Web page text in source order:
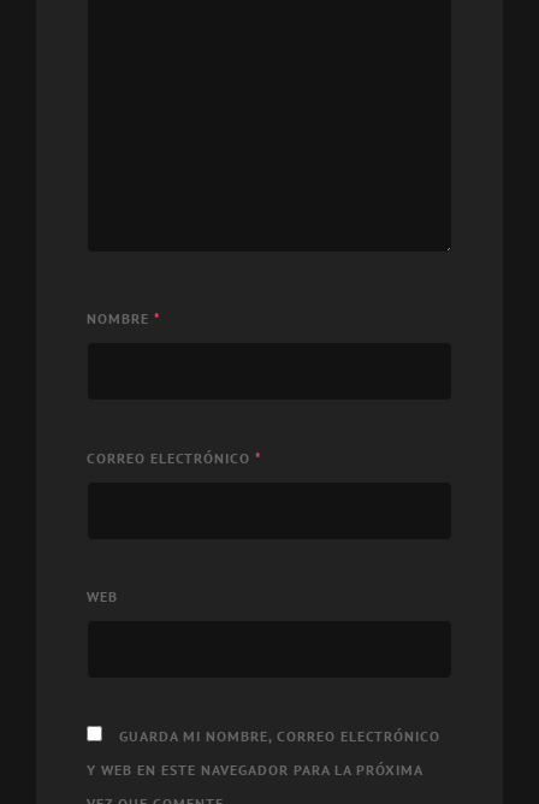
NOMBRE *
CORREO ELECTRÓNICO *
WEB
GUARDA MI NOMBRE, CORREO ELECTRÓNICO
Y WEB EN ESTE NAVEGADOR PARA LA PRÓXIMA